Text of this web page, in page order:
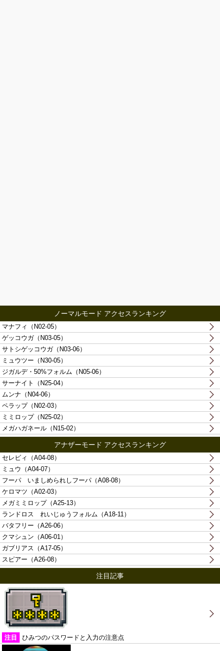
ノーマルモード アクセスランキング
マナフィ（N02-05）
ゲッコウガ（N03-05）
サトシゲッコウガ（N03-06）
ミュウツー（N30-05）
ジガルデ・50%フォルム（N05-06）
サーナイト（N25-04）
ムンナ（N04-06）
ペラップ（N02-03）
ミミロップ（N25-02）
メガハガネール（N15-02）
アナザーモード アクセスランキング
セレビィ（A04-08）
ミュウ（A04-07）
フーパ いましめられしフーパ（A08-08）
ケロマツ（A02-03）
メガミミロップ（A25-13）
ランドロス れいじゅうフォルム（A18-11）
バタフリー（A26-06）
クマシュン（A06-01）
ガブリアス（A17-05）
スピアー（A26-08）
注目記事
注目 ひみつのパスワードと入力の注意点